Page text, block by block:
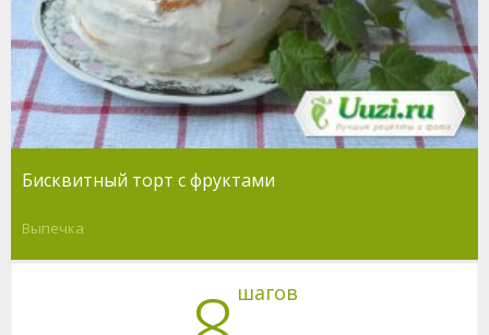
Бисквитный торт с фруктами
Выпечка
шагов